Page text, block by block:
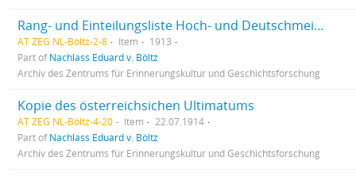
Rang- und Einteilungsliste Hoch- und Deutschmeister
AT ZEG NL-Böltz-2-8 Item
1913
Part ofNachlass Eduard v. Böltz
Archiv des Zentrums für Erinnerungskultur und Geschichtsforschung
Kopie des österreichsichen Ultimatums
AT ZEG NL-Böltz-4-20 Item
22.07.1914
Part ofNachlass Eduard v. Böltz
Archiv des Zentrums für Erinnerungskultur und Geschichtsforschung